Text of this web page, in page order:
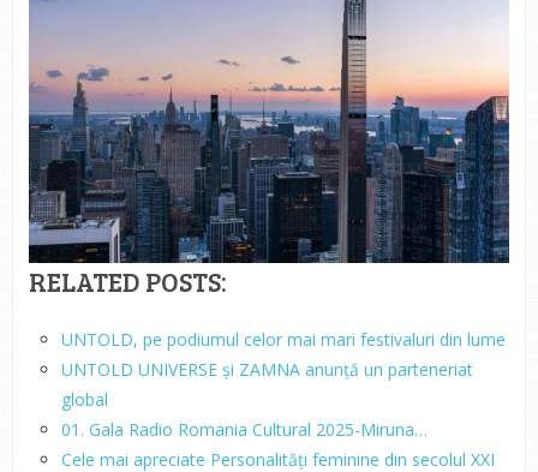
RELATED POSTS:
UNTOLD, pe podiumul celor mai mari festivaluri din lume
UNTOLD UNIVERSE și ZAMNA anunță un parteneriat
global
01. Gala Radio Romania Cultural 2025-Miruna…
Cele mai apreciate Personalități feminine din secolul XXI